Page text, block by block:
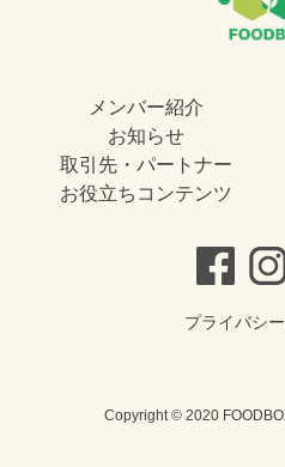
メンバー紹介
お知らせ
取引先・パートナー
お役立ちコンテンツ
プライバシ
Copyright © 2020